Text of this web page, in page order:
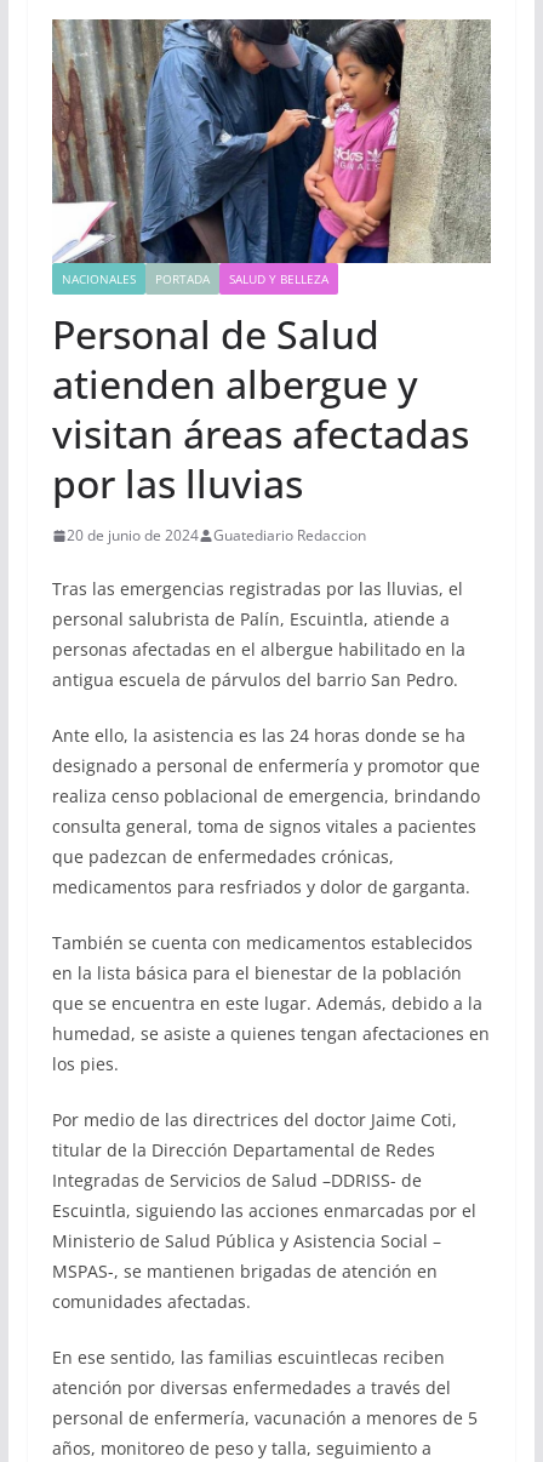
NACIONALES PORTADA SALUD Y BELLEZA
Personal de Salud
atienden albergue y
visitan áreas afectadas
por las lluvias
20 de junio de 2024 Guatediario Redaccion
Tras las emergencias registradas por las lluvias, el
personal salubrista de Palín, Escuintla, atiende a
personas afectadas en el albergue habilitado en la
antigua escuela de párvulos del barrio San Pedro.
Ante ello, la asistencia es las 24 horas donde se ha
designado a personal de enfermería y promotor que
realiza censo poblacional de emergencia, brindando
consulta general, toma de signos vitales a pacientes
que padezcan de enfermedades crónicas,
medicamentos para resfriados y dolor de garganta.
También se cuenta con medicamentos establecidos
en la lista básica para el bienestar de la población
que se encuentra en este lugar. Además, debido a la
humedad, se asiste a quienes tengan afectaciones en
los pies.
Por medio de las directrices del doctor Jaime Coti,
titular de la Dirección Departamental de Redes
Integradas de Servicios de Salud –DDRISS- de
Escuintla, siguiendo las acciones enmarcadas por el
Ministerio de Salud Pública y Asistencia Social –
MSPAS-, se mantienen brigadas de atención en
comunidades afectadas.
En ese sentido, las familias escuintlecas reciben
atención por diversas enfermedades a través del
personal de enfermería, vacunación a menores de 5
años, monitoreo de peso y talla, seguimiento a